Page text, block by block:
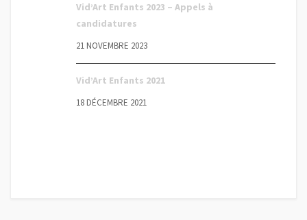
Vid’Art Enfants 2023 – Appels à
candidatures
21 NOVEMBRE 2023
Vid’Art Enfants 2021
18 DÉCEMBRE 2021